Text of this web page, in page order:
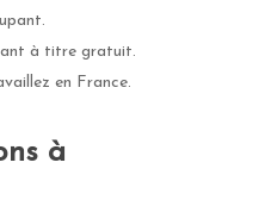
à titre gratuit.
en France.
à